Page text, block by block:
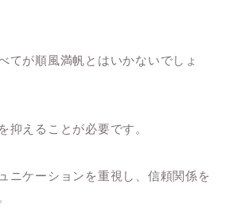
てが順風満帆とはいかないでしょ
抑えることが必要です。
ニケーションを重視し、信頼関係を